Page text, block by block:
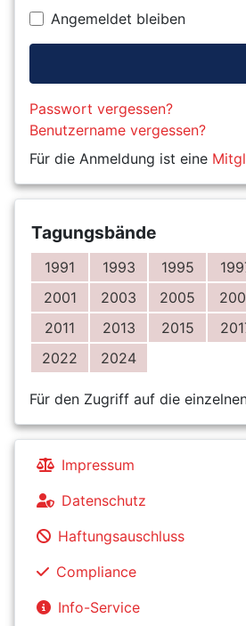
Angemeldet bleiben
Passwort vergessen?
Benutzername vergessen?
Für die Anmeldung ist eine
Tagungsbände
1991
1993 1995
2001
2003 2005
2011
2013 2015
2022
2024
Für den Zugriff auf die
Impressum
Datenschutz
Haftungsauschluss
Compliance
Info-Service